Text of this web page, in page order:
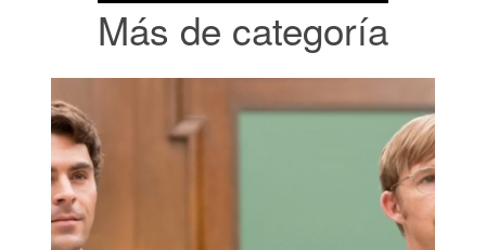
Más de categoría